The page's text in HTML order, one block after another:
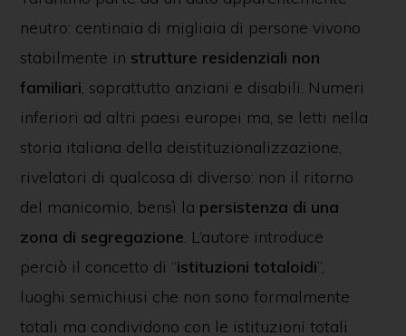
neutro: centinaia di migliaia di persone vivono
stabilmente in strutture residenziali non
familiari, soprattutto anziani e disabili. Numeri
inferiori ad altri paesi europei ma, se letti nella
storia italiana della deistituzionalizzazione,
rivelatori di qualcosa di diverso: non il ritorno
del manicomio, bensì la persistenza di una
zona di segregazione. L’autore introduce
perciò il concetto di “istituzioni totaloidi”,
luoghi semichiusi che non sono formalmente
totali ma condividono con le istituzioni totali